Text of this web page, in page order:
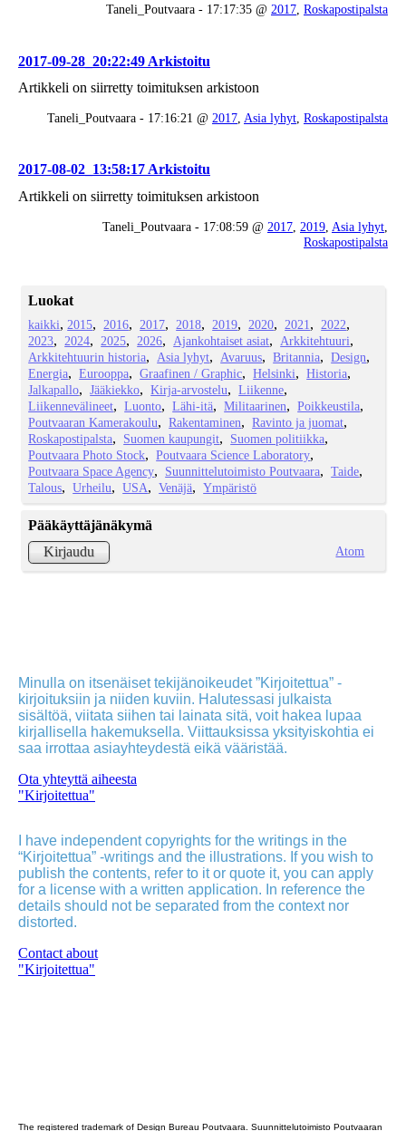
Taneli_Poutvaara - 17:17:35 @ 2017 Roskapostipalsta
2017-09-28_20:22:49 Arkistoitu
Artikkeli on siirretty toimituksen arkistoon
Taneli_Poutvaara - 17:16:21 @ 2017 Asia lyhyt Roskapostipalsta
2017-08-02_13:58:17 Arkistoitu
Artikkeli on siirretty toimituksen arkistoon
Taneli_Poutvaara - 17:08:59 @ 2017 2019 Asia lyhyt
Roskapostipalsta
Luokat
kaikki 2015 2016 2017 2018 2019 2020 2021
2022
2023
2024 2025 2026 Ajankohtaiset asiat
Arkkitehtuuri
Arkkitehtuurin historia
Asia lyhyt Avaruus Britannia
Design
Energia
Eurooppa Graafinen / Graphic Helsinki
Historia
Jalkapallo
Jääkiekko Kirja-arvostelu
Liikenne
Liikennevälineet
Luonto Lähi-itä Militaarinen
Poikkeustila
Poutvaaran Kamerakoulu
Rakentaminen
Ravinto ja juomat
Roskapostipalsta
Suomen kaupungit
Suomen politiikka
Poutvaara Photo Stock
Poutvaara Science Laboratory
Poutvaara Space Agency
Suunnittelutoimisto Poutvaara
Taide
Talous
Urheilu USA Venäjä Ympäristö
Pääkäyttäjänäkymä
Kirjaudu
Atom
Minulla on itsenäiset tekijänoikeudet ”Kirjoitettua” -
kirjoituksiin ja niiden kuviin. Halutessasi julkaista
sisältöä, viitata siihen tai lainata sitä, voit hakea lupaa
kirjallisella hakemuksella. Viittauksissa yksityiskohtia ei
saa irrottaa asiayhteydestä eikä vääristää.
Ota yhteyttä aiheesta
"Kirjoitettua"
I have independent copyrights for the writings in the
“Kirjoitettua” -writings and the illustrations. If you wish to
publish the contents, refer to it or quote it, you can apply
for a license with a written application. In reference the
details should not be separated from the context nor
distorted.
Contact about
"Kirjoitettua"
The registered trademark of Design Bureau Poutvaara. Suunnittelutoimisto Poutvaaran